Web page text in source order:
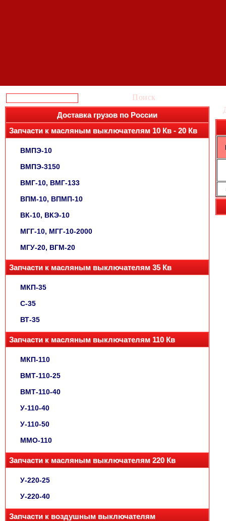
Поиск
Доставка грузов по России
Запчасти к масляным выключателям 10 Кв - 20 Кв
ВМПЭ-10
ВМПЭ-3150
ВМГ-10, ВМГ-133
ВПМ-10, ВПМП-10
ВК-10, ВКЭ-10
МГГ-10, МГГ-10-2000
МГУ-20, ВГМ-20
Запчасти к масляным выключателям 35 Кв
МКП-35
С-35
ВТ-35
Запчасти к масляным выключателям 110 Кв
МКП-110
ВМТ-110-25
ВМТ-110-40
У-110-40
У-110-50
ММО-110
Запчасти к масляным выключателям 220 Кв
У-220-25
У-220-40
Запчасти к воздушным выключателям